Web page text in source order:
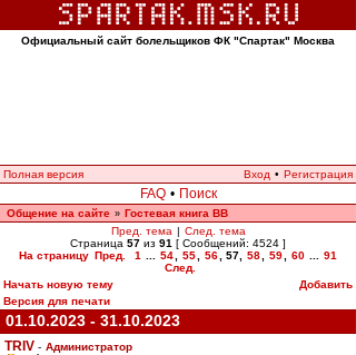
Официальный сайт болельщиков ФК "Спартак" Москва
Полная версия Вход • Регистрация
FAQ • Поиск
Общение на сайте » Гостевая книга ВВ
Пред. тема | След. тема
Страница 57 из 91 [ Сообщений: 4524 ]
На страницу Пред. 1 54 55 56 57 58 59 60
91
След.
Начать новую тему
Добавить
Версия для печати
01.10.2023 - 31.10.2023
TRIV - Администратор